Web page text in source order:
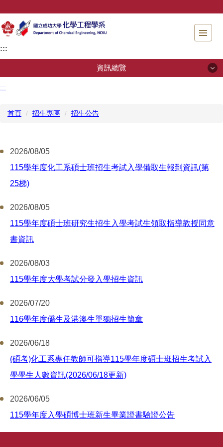
主
要
內
容
:::
資訊總覽
系所簡介
系所成員
規章辦法
儀器檢測服務
:::
首頁 招生專區 招生公告
2026/08/05
115學年度化工系碩士班招生考試入學備取生報到資訊(第
25梯)
2026/08/05
115學年度碩士班研究生招生入學考試生領取指導教授同意
書資訊
2026/08/03
115學年度大學考試分發入學招生資訊
2026/07/20
116學年度僑生及港澳生單獨招生簡章
2026/06/18
(碩考)化工系專任教師可指導115學年度碩士班招生考試入
學學生人數資訊(2026/06/18更新)
2026/06/05
115學年度入學碩博士班新生畢業證書驗證公告